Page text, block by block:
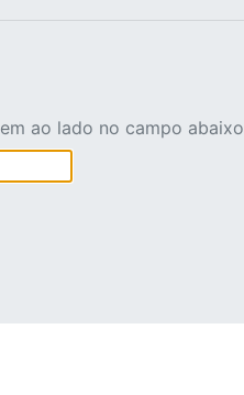
ao lado no campo abaixo